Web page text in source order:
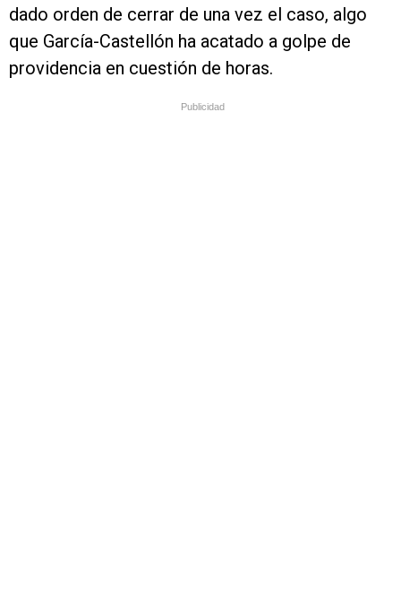
dado orden de cerrar de una vez el caso, algo
que García-Castellón ha acatado a golpe de
providencia en cuestión de horas.
Publicidad